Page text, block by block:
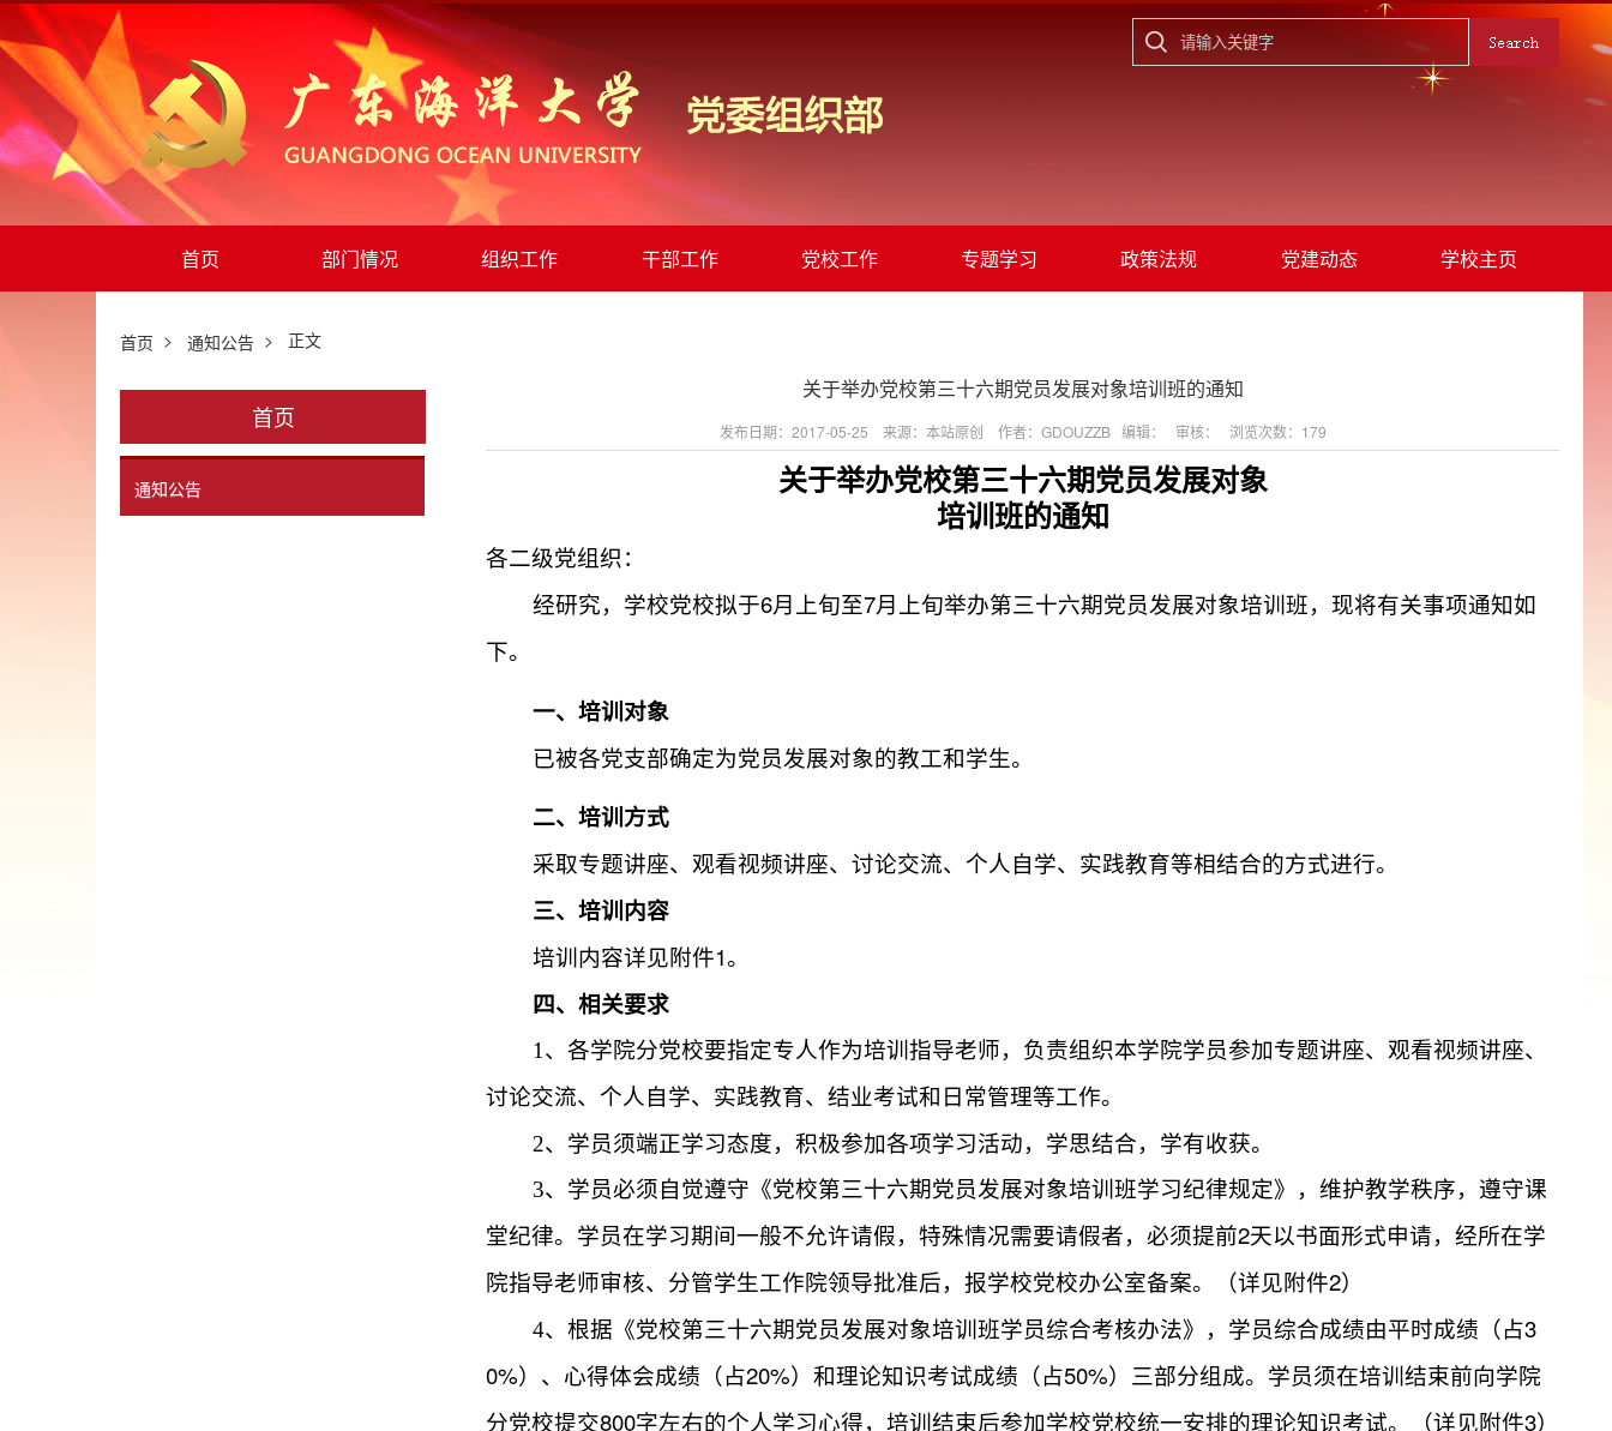
首页 部门情况 组织工作 干部工作 党校工作 专题学习 政策法规 党建动态 学校主页
首页 > 通知公告 > 正文
首页
通知公告
关于举办党校第三十六期党员发展对象培训班的通知
发布日期：2017-05-25 来源：本站原创 作者：GDOUZZB 编辑： 审核： 浏览次数： 179
关于举办党校第三十六期党员发展对象
培训班的通知
各二级党组织：
经研究，学校党校拟于6月上旬至7月上旬举办第三十六期党员发展对象培训班，现将有关事项通知如
下。
一、培训对象
已被各党支部确定为党员发展对象的教工和学生。
二、培训方式
采取专题讲座、观看视频讲座、讨论交流、个人自学、实践教育等相结合的方式进行。
三、培训内容
培训内容详见附件1。
四、相关要求
1 、各学院分党校要指定专人作为培训指导老师，负责组织本学院学员参加专题讲座、观看视频讲座、
讨论交流、个人自学、实践教育、结业考试和日常管理等工作。
2、学员须端正学习态度，积极参加各项学习活动，学思结合，学有收获。
3、学员必须自觉遵守《党校第三十六期党员发展对象培训班学习纪律规定》，维护教学秩序，遵守课
堂纪律。学员在学习期间一般不允许请假，特殊情况需要请假者，必须提前2天以书面形式申请，经所在学
院指导老师审核、分管学生工作院领导批准后，报学校党校办公室备案。（详见附件2）
4、根据《党校第三十六期党员发展对象培训班学员综合考核办法》，学员综合成绩由平时成绩（占3
0%）、心得体会成绩（占20%）和理论知识考试成绩（占50%）三部分组成。学员须在培训结束前向学院
分党校提交800字左右的个人学习心得，培训结束后参加学校党校统一安排的理论知识考试。（详见附件3）